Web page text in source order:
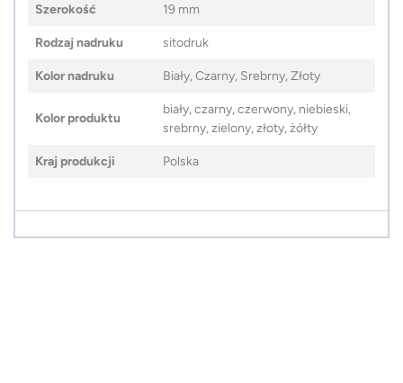
Szerokość 19 mm
Rodzaj nadruku sitodruk
Kolor nadruku Biały, Czarny, Srebrny, Złoty
Kolor produktu
biały, czarny, czerwony, niebieski,
srebrny, zielony, złoty, żółty
Kraj produkcji Polska